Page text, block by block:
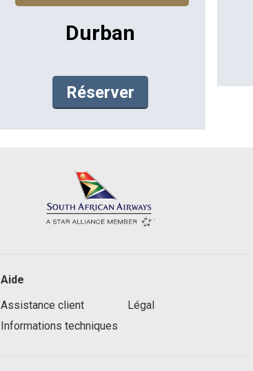
Durban
Réserver
Aide
Assistance client
Légal
Informations techniques